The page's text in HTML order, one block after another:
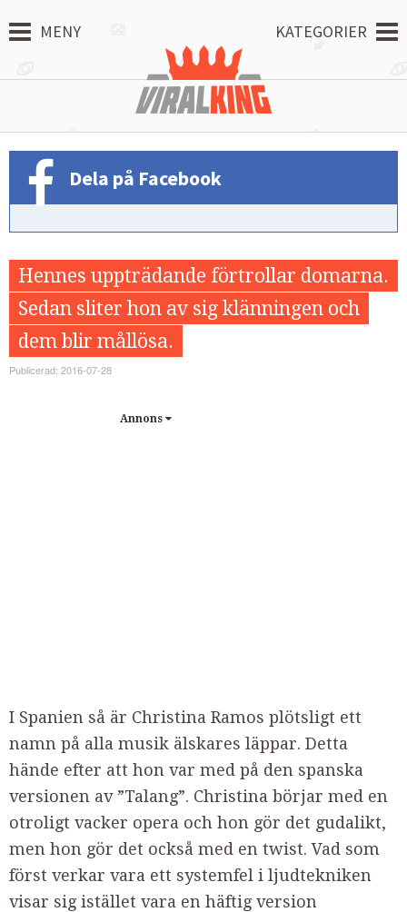
MENY KATEGORIER
Dela på Facebook
Hennes uppträdande förtrollar domarna.
Sedan sliter hon av sig klänningen och
dem blir mållösa.
Publicerad: 2016-07-28
Annons
I Spanien så är Christina Ramos plötsligt ett
namn på alla musik älskares läppar. Detta
hände efter att hon var med på den spanska
versionen av ”Talang”. Christina börjar med en
otroligt vacker opera och hon gör det gudalikt,
men hon gör det också med en twist. Vad som
först verkar vara ett systemfel i ljudtekniken
visar sig istället vara en häftig version